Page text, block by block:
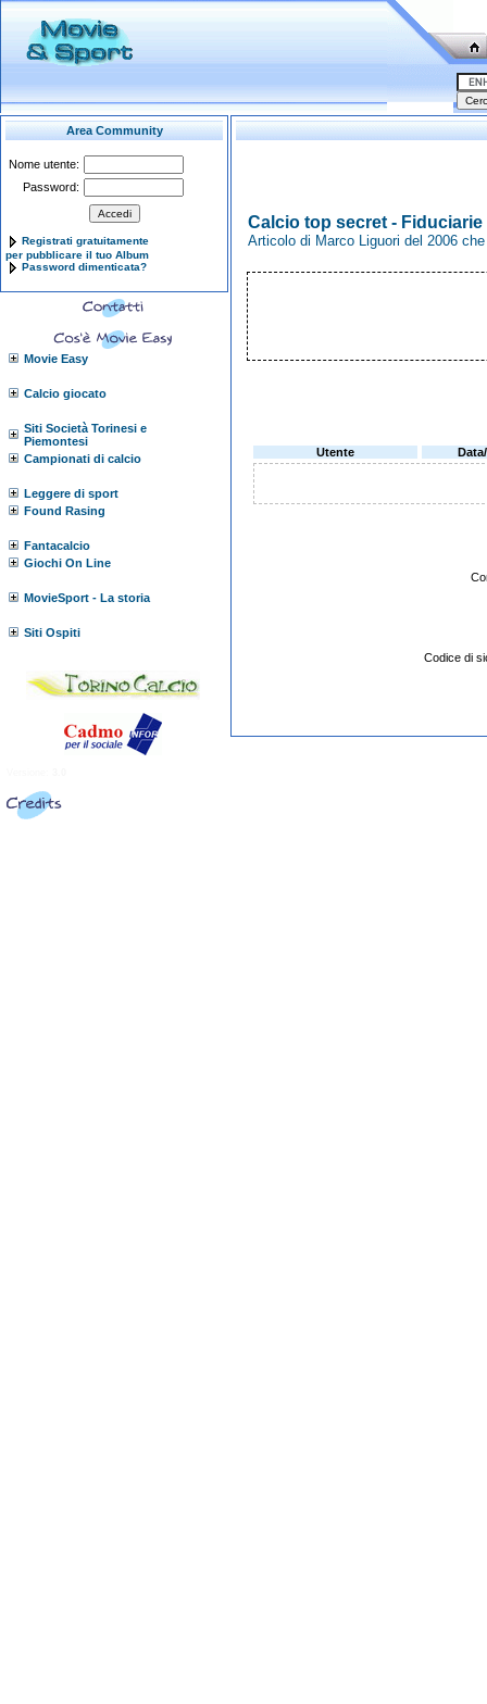
Area Community
Nome utente:
Password:
Registrati gratuitamente
per pubblicare il tuo Album
Password dimenticata?
Movie Easy
Calcio giocato
Siti Società Torinesi e
Piemontesi
Campionati di calcio
Leggere di sport
Found Rasing
Fantacalcio
Giochi On Line
MovieSport - La storia
Siti Ospiti
Calcio top secret - Fiduciarie
Articolo di Marco Liguori del 2006
Utente
Codice di